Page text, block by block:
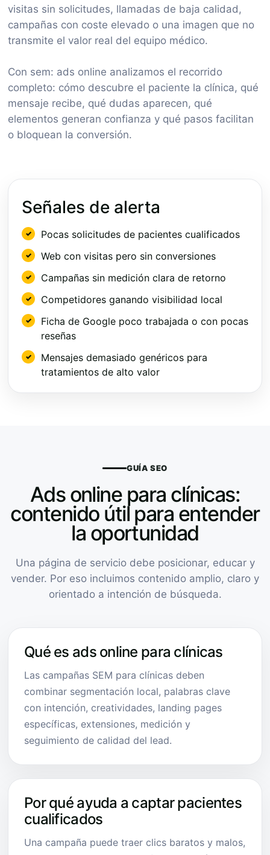
visitas sin solicitudes, llamadas de baja calidad,
campañas con coste elevado o una imagen que no
transmite el valor real del equipo médico.
Con sem: ads online analizamos el recorrido
completo: cómo descubre el paciente la clínica, qué
mensaje recibe, qué dudas aparecen, qué
elementos generan confianza y qué pasos facilitan
o bloquean la conversión.
Señales de alerta
Pocas solicitudes de pacientes cualificados
Web con visitas pero sin conversiones
Campañas sin medición clara de retorno
Competidores ganando visibilidad local
Ficha de Google poco trabajada o con pocas
reseñas
Mensajes demasiado genéricos para
tratamientos de alto valor
GUÍA SEO
Ads online para clínicas:
contenido útil para entender
la oportunidad
Una página de servicio debe posicionar, educar y
vender. Por eso incluimos contenido amplio, claro y
orientado a intención de búsqueda.
Qué es ads online para clínicas
Las campañas SEM para clínicas deben
combinar segmentación local, palabras clave
con intención, creatividades, landing pages
específicas, extensiones, medición y
seguimiento de calidad del lead.
Por qué ayuda a captar pacientes
cualificados
Una campaña puede traer clics baratos y malos,